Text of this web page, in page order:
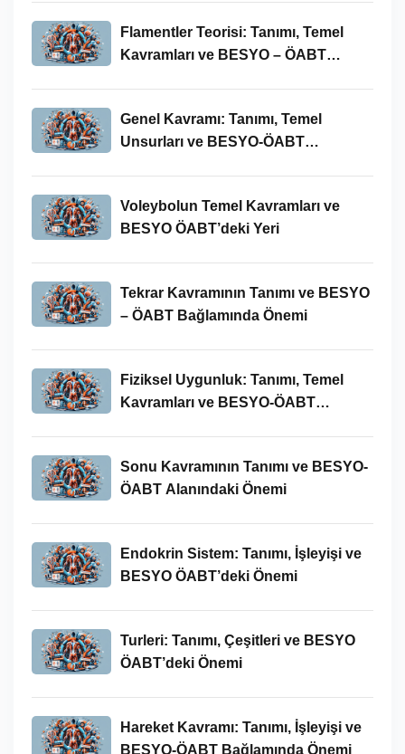
Flamentler Teorisi: Tanımı, Temel
Kavramları ve BESYO – ÖABT
Genel Kavramı: Tanımı, Temel
Unsurları ve BESYO-ÖABT
Voleybolun Temel Kavramları ve
BESYO ÖABT’deki Yeri
Tekrar Kavramının Tanımı ve BESYO
– ÖABT Bağlamında Önemi
Fiziksel Uygunluk: Tanımı, Temel
Kavramları ve BESYO-ÖABT
Sonu Kavramının Tanımı ve BESYO-
ÖABT Alanındaki Önemi
Endokrin Sistem: Tanımı, İşleyişi ve
BESYO ÖABT’deki Önemi
Turleri: Tanımı, Çeşitleri ve BESYO
ÖABT’deki Önemi
Hareket Kavramı: Tanımı, İşleyişi ve
BESYO-ÖABT Bağlamında Önemi